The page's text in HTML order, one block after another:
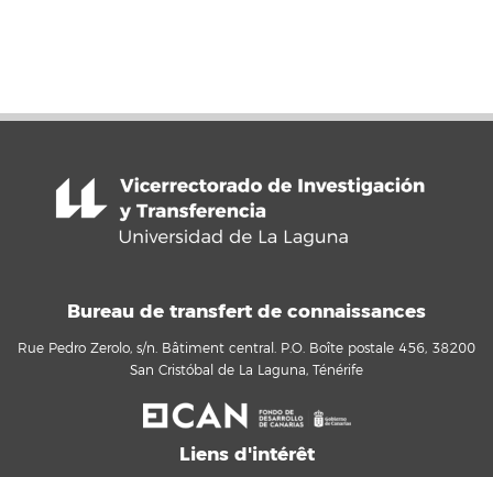
Bureau de transfert de connaissances
Rue Pedro Zerolo, s/n. Bâtiment central. P.O. Boîte postale 456, 38200
San Cristóbal de La Laguna, Ténérife
Liens d'intérêt